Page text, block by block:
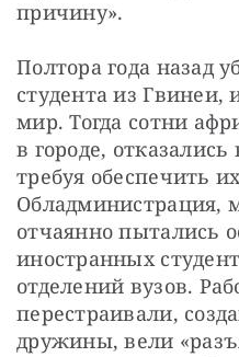
причину».
Полтора года назад
студента из Гвинеи,
мир. Тогда сотни
в городе,
требуя обеспечить
Обладминистрация,
отчаянно пытались
иностранных
отделений вузов.
перестраивали,
дружины, вели